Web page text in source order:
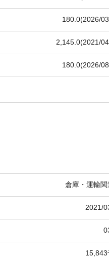
180.0(2026/
2,145.0(2021/
180.0(2026/
倉庫・運輸関
2021/
15,843